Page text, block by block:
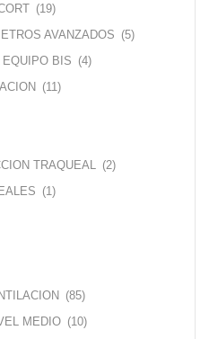
(19)
AVANZADOS
(5)
BIS (4)
(11)
TRAQUEAL
(2)
(1)
(85)
MEDIO (10)